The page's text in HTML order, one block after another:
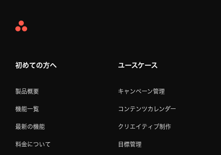
Asana
初めての方へ
製品概要
機能一覧
最新の機能
料金について
ユースケース
キャンペーン管理
コンテンツカレンダー
クリエイティブ制作
目標管理